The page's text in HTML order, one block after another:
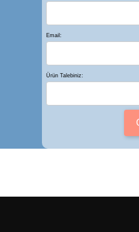
Email:
Ürün Talebiniz: